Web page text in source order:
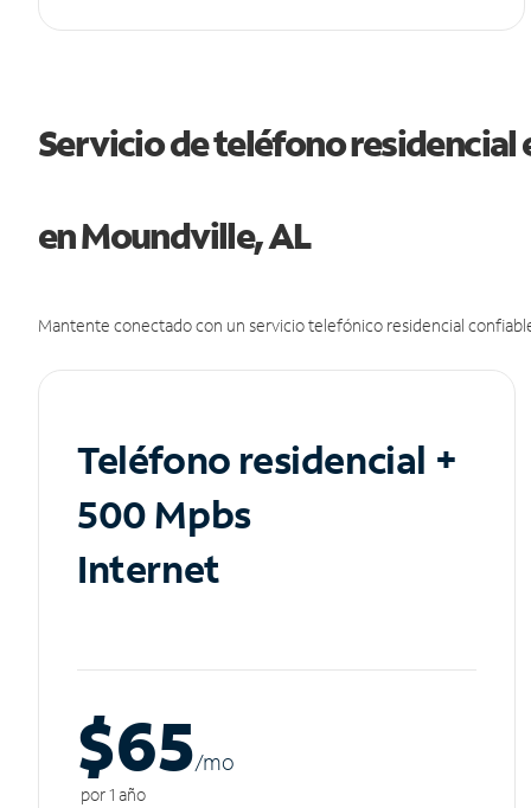
Servicio de teléfono residencial
en Moundville, AL
Mantente conectado con un servicio telefónico residencial
Teléfono residencial +
500 Mpbs
Internet
$65/mo
por 1 año